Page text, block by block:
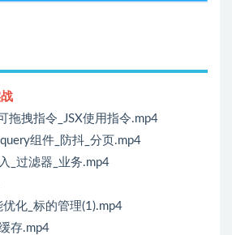
拖拽指令_JSX使用指令.mp4
组件_防抖_分页.mp4
_过滤器_业务.mp4
化_标的管理(1).mp4
存.mp4